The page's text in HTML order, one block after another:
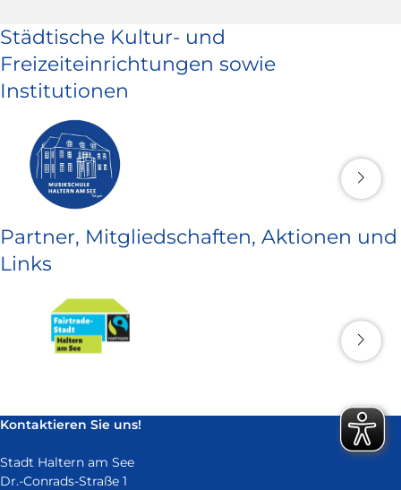
Städtische Kultur- und
Freizeiteinrichtungen sowie
Institutionen
Partner, Mitgliedschaften, Aktionen und
Links
Kontaktieren Sie uns!
Stadt Haltern am See
Dr.-Conrads-Straße 1